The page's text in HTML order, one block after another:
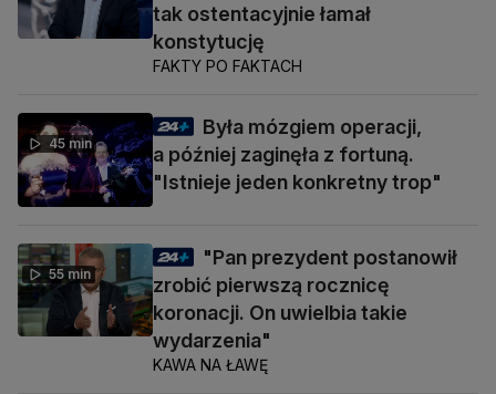
tak ostentacyjnie łamał
konstytucję
FAKTY PO FAKTACH
45 min
Była mózgiem operacji,
a później zaginęła z fortuną.
"Istnieje jeden konkretny trop"
55 min
"Pan prezydent postanowił
zrobić pierwszą rocznicę
koronacji. On uwielbia takie
wydarzenia"
KAWA NA ŁAWĘ